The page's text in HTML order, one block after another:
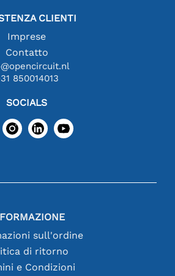
CLIENTI
Imprese
Contatto
850014013
SOCIALS
sull'ordine
di ritorno
e Condizioni